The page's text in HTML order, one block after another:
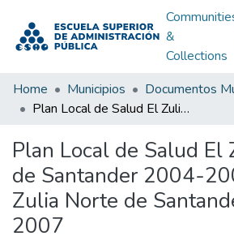
&
Collections
Home Municipios
Documentos
Plan Local de Salud El Zulia Norte de Santander 2004-2007: PLS El Zulia Norte de Santander 2004-2007
Plan Local de Salud El
de Santander 2004-
Zulia Norte de
2007